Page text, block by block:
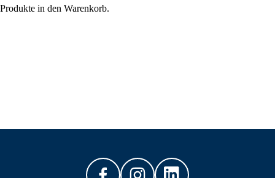
Produkte in den Warenkorb.